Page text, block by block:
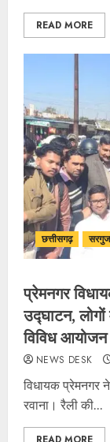
READ MORE
छत्तीसगढ़
प्रेमनगर
उद्घाटन,
विविध आयोजन
NEWS DESK
विधायक प्रेमनगर
रवाना। रैली की...